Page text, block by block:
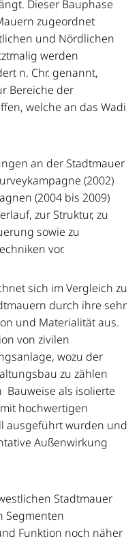
Dieser Bauphase
zugeordnet
und Nördlichen
werden
n. Chr. genannt,
Bereiche der
welche an das Wadi
an der Stadtmauer
(2002)
(2004 bis 2009)
zur Struktur, zu
sowie zu
vor.
sich im Vergleich zu
durch ihre sehr
und Materialität aus.
von zivilen
wozu der
zu zählen
als isolierte
hochwertigen
ausgeführt wurden und
Außenwirkung
Stadtmauer
Segmenten
Funktion noch näher